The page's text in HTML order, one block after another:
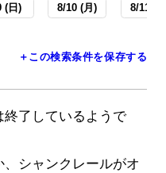
(日) 8/10 (月) 8/11 (
＋この検索条件を保存する
了しているようで
シャンクレールがオ